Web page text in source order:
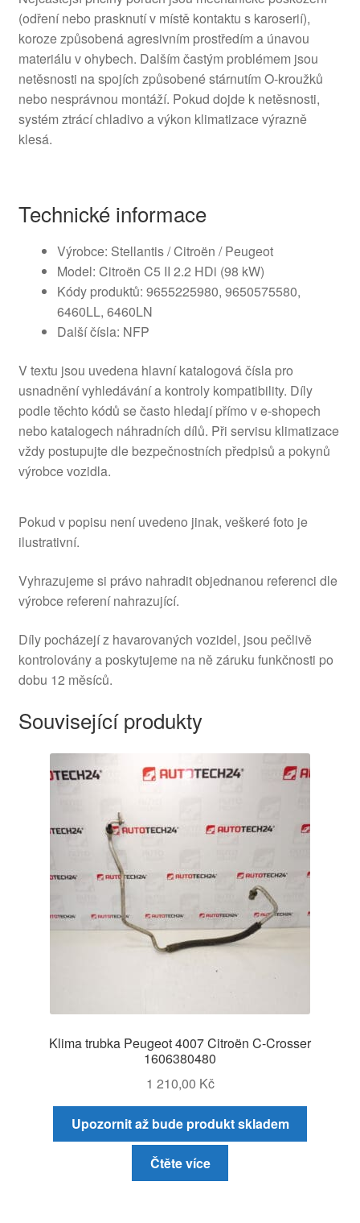
(odření nebo prasknutí v místě kontaktu s karoserií),
koroze způsobená agresivním prostředím a únavou
materiálu v ohybech. Dalším častým problémem jsou
netěsnosti na spojích způsobené stárnutím O-kroužků
nebo nesprávnou montáží. Pokud dojde k netěsnosti,
systém ztrácí chladivo a výkon klimatizace výrazně
klesá.
Technické informace
Výrobce: Stellantis / Citroën / Peugeot
Model: Citroën C5 II 2.2 HDi (98 kW)
Kódy produktů: 9655225980, 9650575580,
6460LL, 6460LN
Další čísla: NFP
V textu jsou uvedena hlavní katalogová čísla pro
usnadnění vyhledávání a kontroly kompatibility. Díly
podle těchto kódů se často hledají přímo v e-shopech
nebo katalogech náhradních dílů. Při servisu klimatizace
vždy postupujte dle bezpečnostních předpisů a pokynů
výrobce vozidla.
Pokud v popisu není uvedeno jinak, veškeré foto je
ilustrativní.
Vyhrazujeme si právo nahradit objednanou referenci dle
výrobce referení nahrazující.
Díly pocházejí z havarovaných vozidel, jsou pečlivě
kontrolovány a poskytujeme na ně záruku funkčnosti po
dobu 12 měsíců.
Související produkty
Klima trubka Peugeot 4007 Citroën C-Crosser
1606380480
1 210,00 Kč
Upozornit až bude produkt skladem
Čtěte více